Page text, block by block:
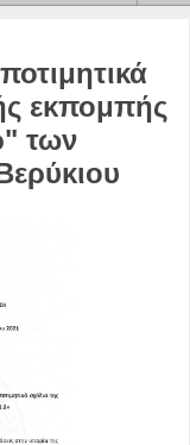
εκπομπής
των